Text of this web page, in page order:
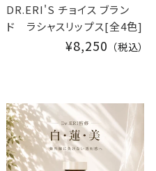
DR.ERI'S チョイス ブラン
ド ラシャスリップス[全4色]
¥8,250 （税込）